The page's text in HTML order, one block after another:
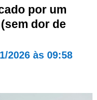
por um
dor de
2026 às 09:58